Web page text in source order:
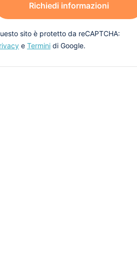
Richiedi informazioni
sito è protetto da reCAPTCHA:
e Termini di Google.